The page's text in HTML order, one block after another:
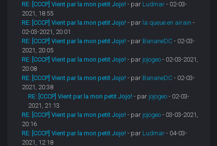
RE: [CCCP] Vient par la mon petit Jojo! - par Ludmar - 02-03-
2021, 18:55
RE: [CCCP] Vient par la mon petit Jojo! - par la queue en airain -
02-03-2021, 20:01
RE: [CCCP] Vient par la mon petit Jojo! - par BananeDC - 02-03-
2021, 20:05
RE: [CCCP] Vient par la mon petit Jojo! - par jojogeo - 02-03-2021,
20:08
RE: [CCCP] Vient par la mon petit Jojo! - par BananeDC - 02-03-
2021, 20:38
RE: [CCCP] Vient par la mon petit Jojo! - par jojogeo - 02-03-
2021, 21:13
RE: [CCCP] Vient par la mon petit Jojo! - par jojogeo - 03-03-2021,
20:16
RE: [CCCP] Vient par la mon petit Jojo! - par Ludmar - 04-03-
2021, 12:18